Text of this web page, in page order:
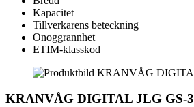
Kapacitet
Tillverkarens beteckning
Onoggrannhet
ETIM-klasskod
KRANVÅG DIGITAL JLG GS-3